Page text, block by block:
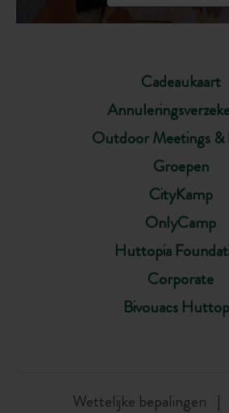
Cadeaukaart
Outdoor Meetings &
Groepen
CityKamp
OnlyCamp
Huttopia
Corporate
Bivouacs
Wettelijke bepalingen